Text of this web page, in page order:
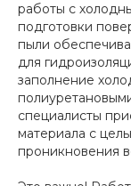
работы с
подготовки
пыли
для
заполнение
специалисты
материала с
проникновения